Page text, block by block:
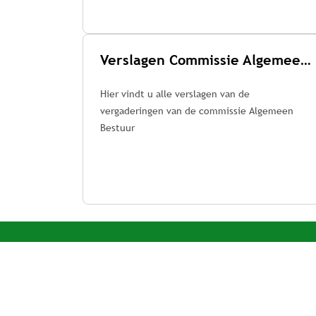
Verslagen Commissie Algemeen Bestuur
Hier vindt u alle verslagen van de
vergaderingen van de commissie Algemeen
Bestuur